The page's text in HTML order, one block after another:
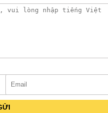
Bạn cũng có thể sử dụng
như tắm, rửa mặt, rửa bát.